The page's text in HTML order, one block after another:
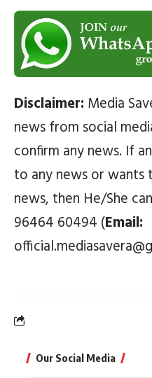
Disclaimer: Media
news from social
confirm any news. If
to any news or wants
news, then He/She can
96464 60494 (Email:
Our Social Media